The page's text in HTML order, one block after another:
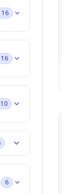
16
16
10
6